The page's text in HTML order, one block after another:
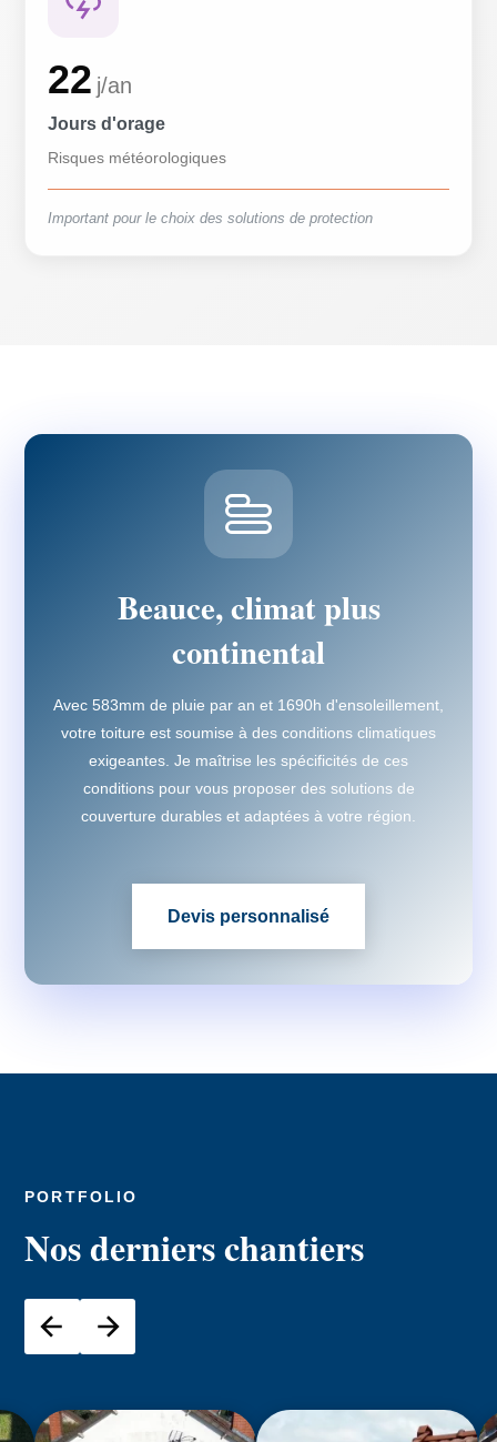
22 j/an
Jours d'orage
Risques météorologiques
Important pour le choix des solutions de protection
Beauce, climat plus
continental
Avec 583mm de pluie par an et 1690h d'ensoleillement,
votre toiture est soumise à des conditions climatiques
exigeantes. Je maîtrise les spécificités de ces
conditions pour vous proposer des solutions de
couverture durables et adaptées à votre région.
Devis personnalisé
PORTFOLIO
Nos derniers chantiers